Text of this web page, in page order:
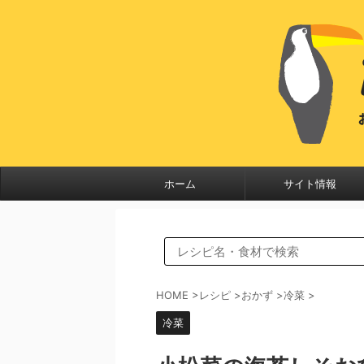
ホーム サイト情報
HOME >レシピ >おかず >冷菜 >
冷菜